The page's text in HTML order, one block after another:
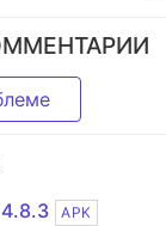
APK